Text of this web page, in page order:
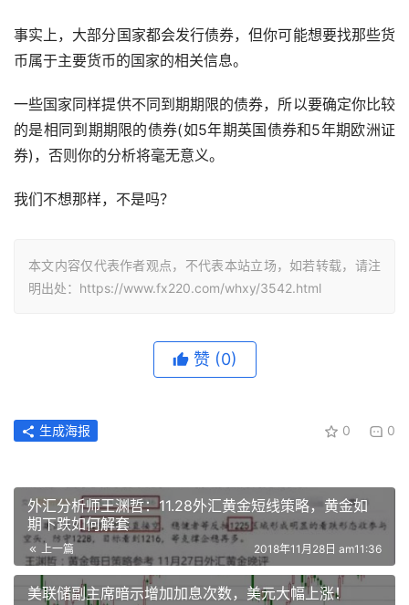
事实上，大部分国家都会发行债券，但你可能想要找那些货
币属于主要货币的国家的相关信息。
一些国家同样提供不同到期期限的债券，所以要确定你比较
的是相同到期期限的债券(如5年期英国债券和5年期欧洲证
券)，否则你的分析将毫无意义。
我们不想那样，不是吗？
本文内容仅代表作者观点，不代表本站立场，如若转载，请注
明出处：https://www.fx220.com/whxy/3542.html
赞 (0)
0 0
生成海报
外汇分析师王渊哲：11.28外汇黄金短线策略，黄金如
期下跌如何解套
上一篇 2018年11月28日 am11:36
美联储副主席暗示增加加息次数，美元大幅上涨！